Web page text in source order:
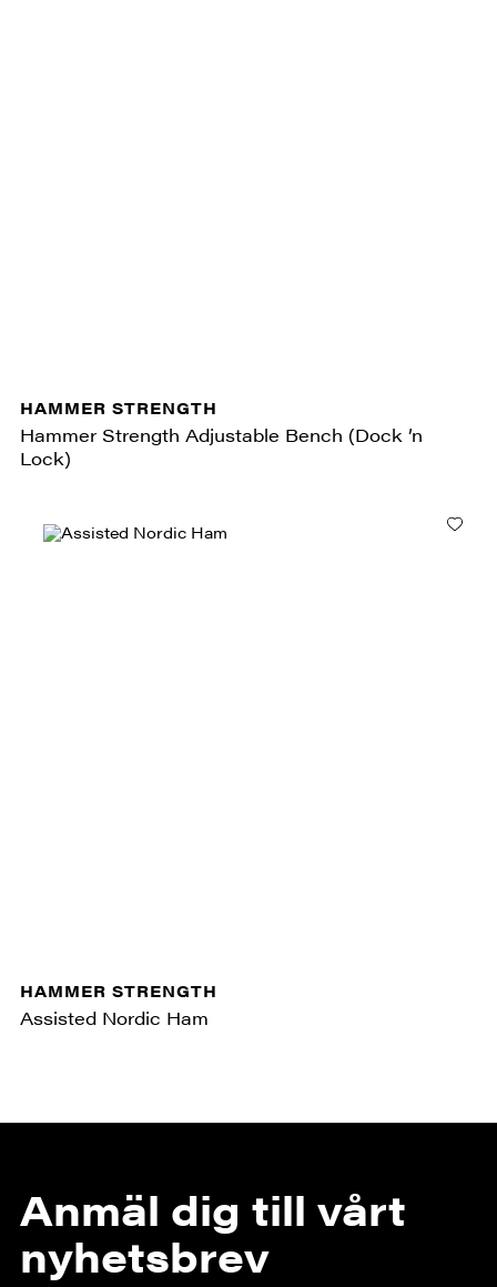
HAMMER STRENGTH
Hammer Strength Adjustable Bench (Dock ’n
Lock)
HAMMER STRENGTH
Assisted Nordic Ham
Anmäl dig till vårt
nyhetsbrev